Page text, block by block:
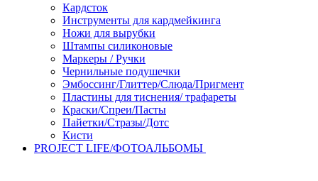
Кардсток
Инструменты для кардмейкинга
Ножи для вырубки
Штампы силиконовые
Маркеры / Ручки
Чернильные подушечки
Эмбоссинг/Глиттер/Слюда/Пригмент
Пластины для тиснения/ трафареты
Краски/Спреи/Пасты
Пайетки/Стразы/Дотс
Кисти
PROJECT LIFE/ФОТОАЛЬБОМЫ